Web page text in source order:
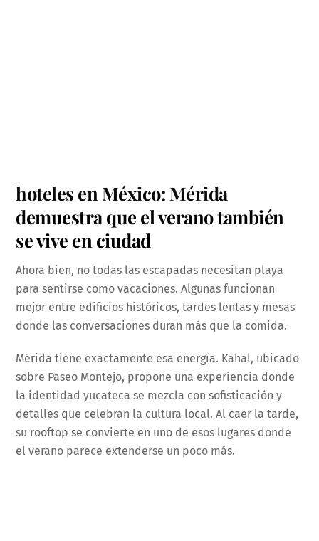
hoteles en México: Mérida
demuestra que el verano también
se vive en ciudad
Ahora bien, no todas las escapadas necesitan playa
para sentirse como vacaciones. Algunas funcionan
mejor entre edificios históricos, tardes lentas y mesas
donde las conversaciones duran más que la comida.
Mérida tiene exactamente esa energía. Kahal, ubicado
sobre Paseo Montejo, propone una experiencia donde
la identidad yucateca se mezcla con sofisticación y
detalles que celebran la cultura local. Al caer la tarde,
su rooftop se convierte en uno de esos lugares donde
el verano parece extenderse un poco más.